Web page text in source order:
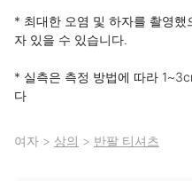
* 최대한 오염 및 하자를 촬영
자 있을 수 있습니다.
* 실측은 측정 방법에 따라
다
여자 > 상의 > 반팔 티셔츠